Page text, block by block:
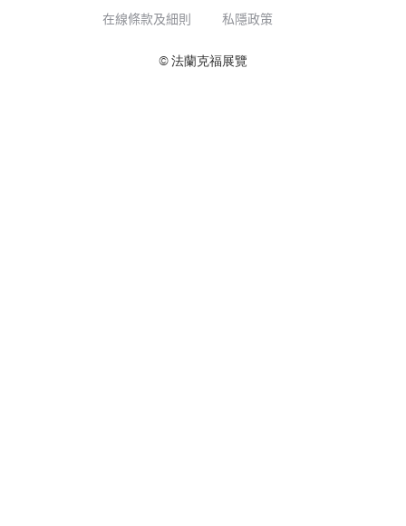
在線條款及細則 私隱政策
© 法蘭克福展覽